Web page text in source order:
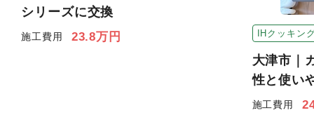
シリーズに交換
施工費用 23.8万円 IHクッキン
大津市｜
性と使い
施工費用